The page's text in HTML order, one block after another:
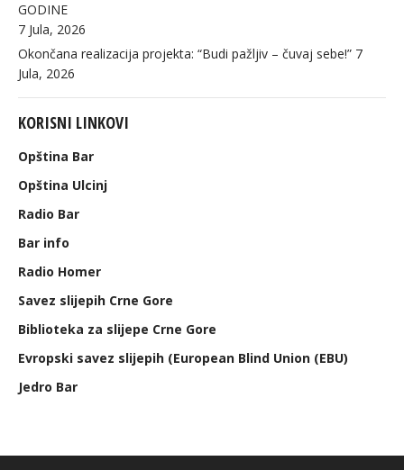
GODINE
7 Jula, 2026
Okončana realizacija projekta: “Budi pažljiv – čuvaj sebe!” 7
Jula, 2026
KORISNI LINKOVI
Opština Bar
Opština Ulcinj
Radio Bar
Bar info
Radio Homer
Savez slijepih Crne Gore
Biblioteka za slijepe Crne Gore
Evropski savez slijepih (European Blind Union (EBU)
Jedro Bar